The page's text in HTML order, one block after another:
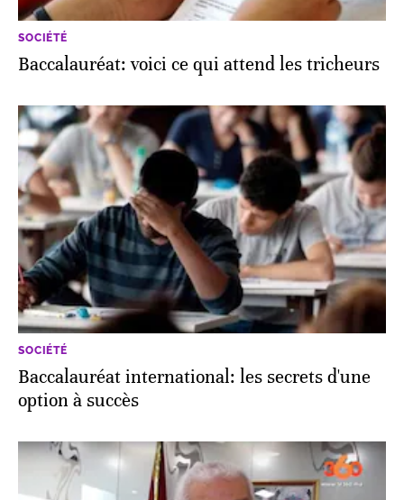
SOCIÉTÉ
Baccalauréat: voici ce qui attend les tricheurs
SOCIÉTÉ
Baccalauréat international: les secrets d'une
option à succès